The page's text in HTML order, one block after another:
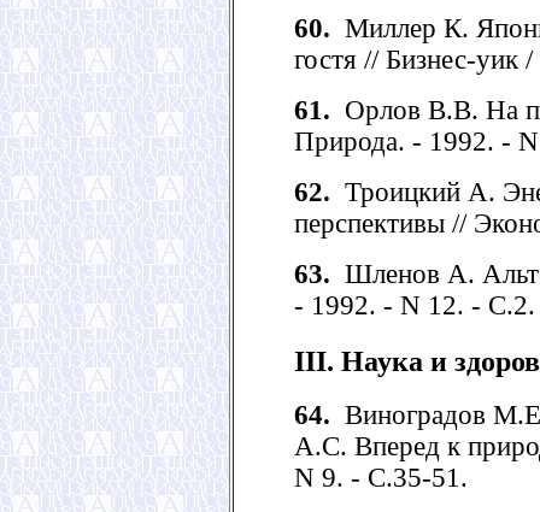
60. Миллер К.
гостя // Бизнес-
61. Орлов В.В. На
Природа. - 1992. -
62. Троицкий А.
перспективы //
63. Шленов А.
- 1992. - N 12. - С.2.
III. Наука и
64. Виноградов
А.С. Вперед к
N 9. - С.35-51.